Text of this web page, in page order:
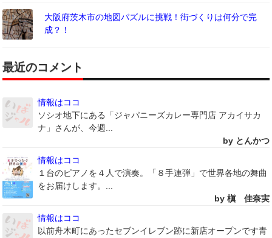
大阪府茨木市の地図パズルに挑戦！街づくりは何分で完
成？！
最近のコメント
情報はココ
ソシオ地下にある「ジャパニーズカレー専門店 アカイサカ
ナ」さんが、今週...
by とんかつ
情報はココ
１台のピアノを４人で演奏。「８手連弾」で世界各地の舞曲
をお届けします。...
by 槇 佳奈実
情報はココ
以前舟木町にあったセブンイレブン跡に新店オープンです青